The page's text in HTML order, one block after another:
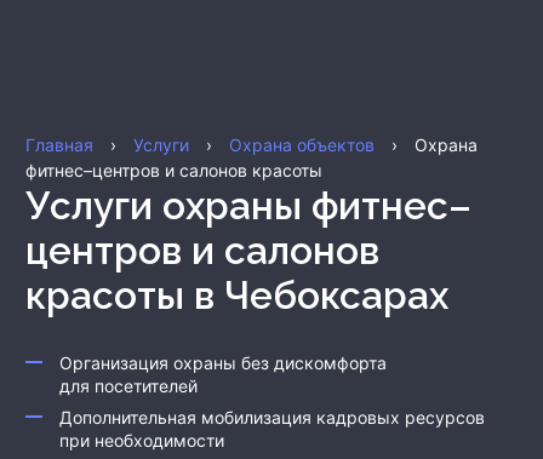
Главная › Услуги › Охрана объектов ›
Охрана
фитнес–центров и салонов красоты
Услуги охраны фитнес–
центров и салонов
красоты в Чебоксарах
Организация охраны без дискомфорта
для посетителей
Дополнительная мобилизация кадровых ресурсов
при необходимости